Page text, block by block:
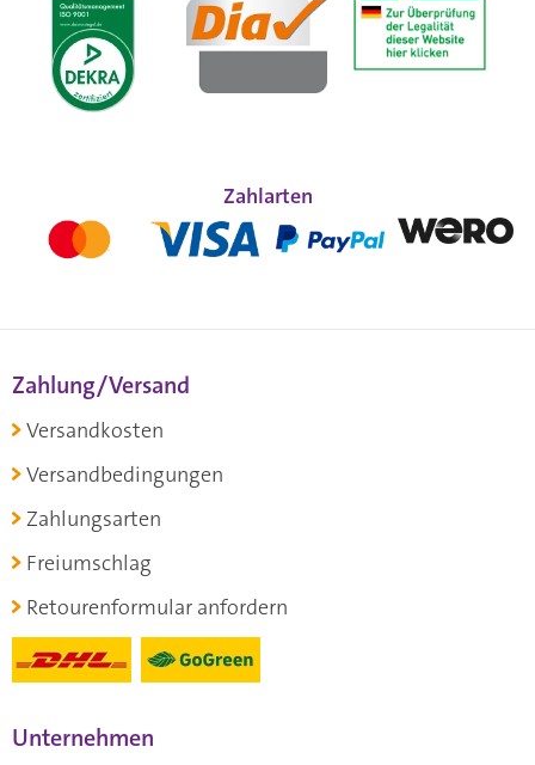
Zahlarten
Zahlung/Versand
Versandkosten
Versandbedingungen
Zahlungsarten
Freiumschlag
Retourenformular anfordern
Unternehmen